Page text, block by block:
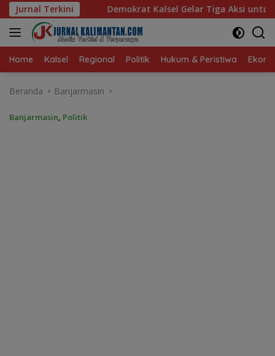
Langsung
ke
konten
Jurnal Terkini
Kalsel Gelar Tiga Aksi untuk Rakyat Gisela Cindy
Home Kalsel Regional Politik Hukum & Peristiwa
Beranda Banjarmasin
Banjarmasin, Politik